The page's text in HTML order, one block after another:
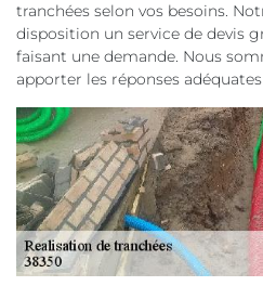
tranchées selon vos besoins.
disposition un service de devis
faisant une demande. Nous
apporter les réponses